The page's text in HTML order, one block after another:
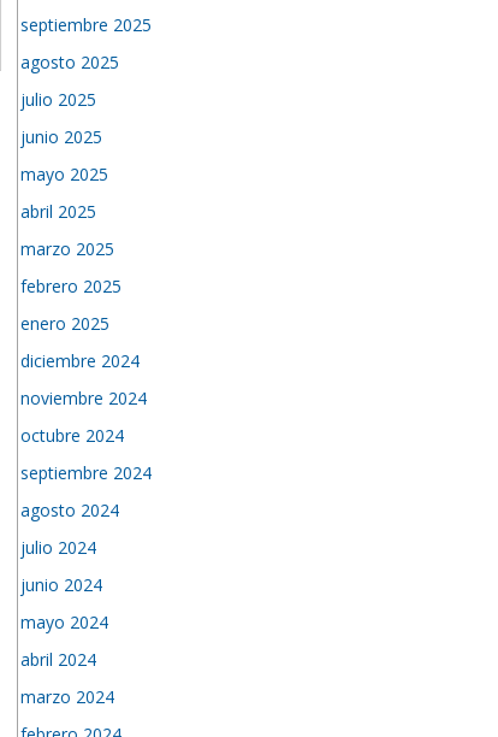
septiembre 2025
agosto 2025
julio 2025
junio 2025
mayo 2025
abril 2025
marzo 2025
febrero 2025
enero 2025
diciembre 2024
noviembre 2024
octubre 2024
septiembre 2024
agosto 2024
julio 2024
junio 2024
mayo 2024
abril 2024
marzo 2024